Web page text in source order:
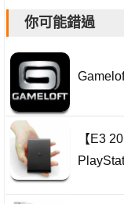
你可能錯過
【E3